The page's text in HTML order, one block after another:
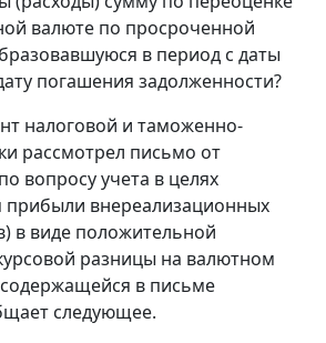
валюте по просроченной
в период с даты
погашения задолженности?
налоговой и таможенно-
рассмотрел письмо от
вопросу учета в целях
прибыли внереализационных
в виде положительной
разницы на валютном
содержащейся в письме
следующее.